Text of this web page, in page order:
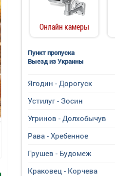
Онлайн камеры
Пункт пропуска
Выезд из Украины
Ягодин - Дорогуск
Устилуг - Зосин
Угринов - Долхобычув
Рава - Хребенное
Грушев - Будомеж
Краковец - Корчева